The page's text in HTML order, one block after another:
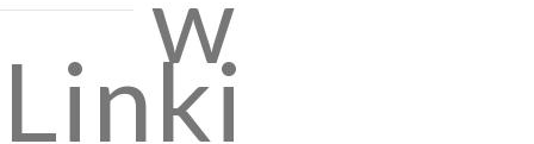
Linki